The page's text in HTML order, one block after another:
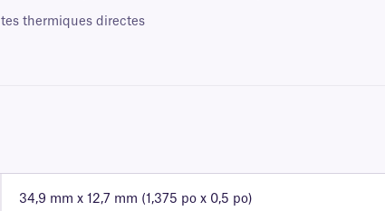
thermiques directes
34,9 mm x 12,7 mm (1,375 po x 0,5 po)